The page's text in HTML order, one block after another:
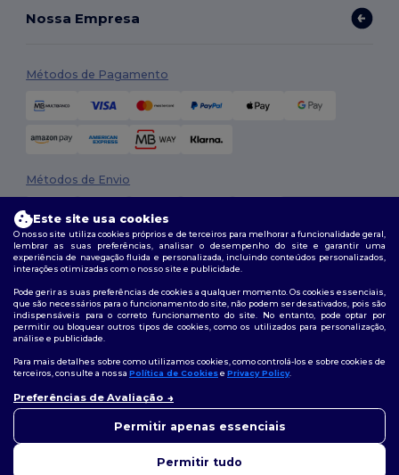
Nossa Empresa
Métodos de Pagamento
Métodos de Envio
2026. Todos os direitos reservados
Termos e Condições|Política de personalização
|Política de cookies|Mapa do Site
Siga-nos
Este site usa cookies
O nosso site utiliza cookies próprios e de terceiros para melhorar a funcionalidade geral,
lembrar as suas preferências, analisar o desempenho do site e garantir uma
experiência de navegação fluida e personalizada, incluindo conteúdos personalizados,
interações otimizadas com o nosso site e publicidade.
Pode gerir as suas preferências de cookies a qualquer momento. Os cookies essenciais,
que são necessários para o funcionamento do site, não podem ser desativados, pois são
indispensáveis para o correto funcionamento do site. No entanto, pode optar por
permitir ou bloquear outros tipos de cookies, como os utilizados para personalização,
análise e publicidade.
Para mais detalhes sobre como utilizamos cookies, como controlá-los e sobre cookies de
terceiros, consulte a nossa Política de Cookiese Privacy Policy.
Preferências de Avaliação
Permitir apenas essenciais
Permitir tudo
questão, pode contactar-nos a
chatbot está aqui para ajudar.